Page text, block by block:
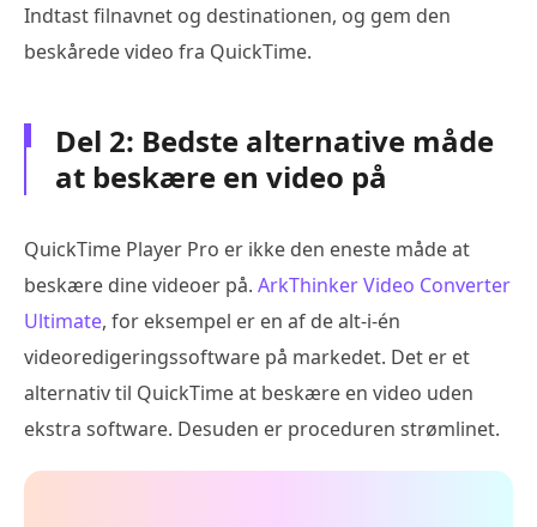
Indtast filnavnet og destinationen, og gem den
beskårede video fra QuickTime.
Del 2: Bedste alternative måde
at beskære en video på
QuickTime Player Pro er ikke den eneste måde at
beskære dine videoer på. ArkThinker Video Converter
Ultimate, for eksempel er en af de alt-i-én
videoredigeringssoftware på markedet. Det er et
alternativ til QuickTime at beskære en video uden
ekstra software. Desuden er proceduren strømlinet.